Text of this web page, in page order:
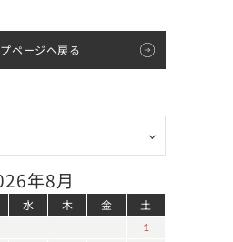
プページへ戻る
年8月
水 木 金 土
1